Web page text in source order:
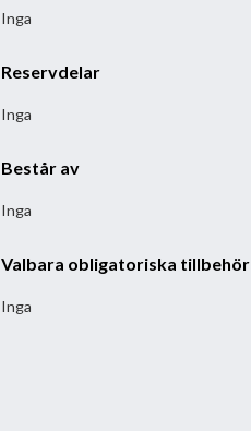
Inga
Reservdelar
Inga
Består av
Inga
Valbara obligatoriska tillbehör
Inga